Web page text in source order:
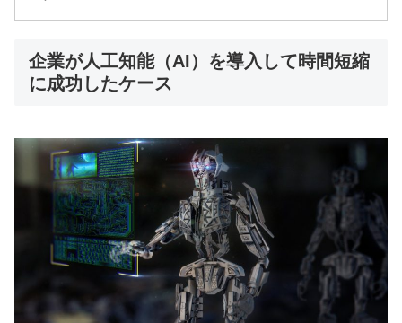
企業が人工知能（AI）を導入して時間短縮
に成功したケース